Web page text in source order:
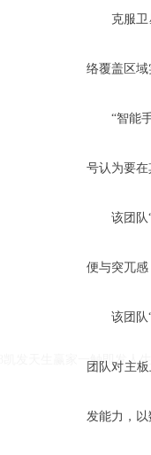
克服
络覆盖区域
“智能
号认为要
该团队
便与突兀
该团队
团队对主
发能力，
凯发天生赢家一触即发人生